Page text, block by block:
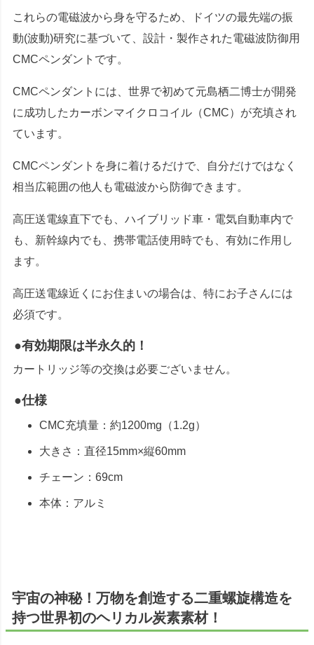
これらの電磁波から身を守るため、ドイツの最先端の振
動(波動)研究に基づいて、設計・製作された電磁波防御用
CMCペンダントです。
CMCペンダントには、世界で初めて元島栖二博士が開発
に成功したカーボンマイクロコイル（CMC）が充填され
ています。
CMCペンダントを身に着けるだけで、自分だけではなく
相当広範囲の他人も電磁波から防御できます。
高圧送電線直下でも、ハイブリッド車・電気自動車内で
も、新幹線内でも、携帯電話使用時でも、有効に作用し
ます。
高圧送電線近くにお住まいの場合は、特にお子さんには
必須です。
●有効期限は半永久的！
カートリッジ等の交換は必要ございません。
●仕様
CMC充填量：約1200mg（1.2g）
大きさ：直径15mm×縦60mm
チェーン：69cm
本体：アルミ
宇宙の神秘！万物を創造する二重螺旋構造を
持つ世界初のヘリカル炭素素材！